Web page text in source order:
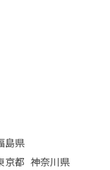
島県
京都 神奈川県